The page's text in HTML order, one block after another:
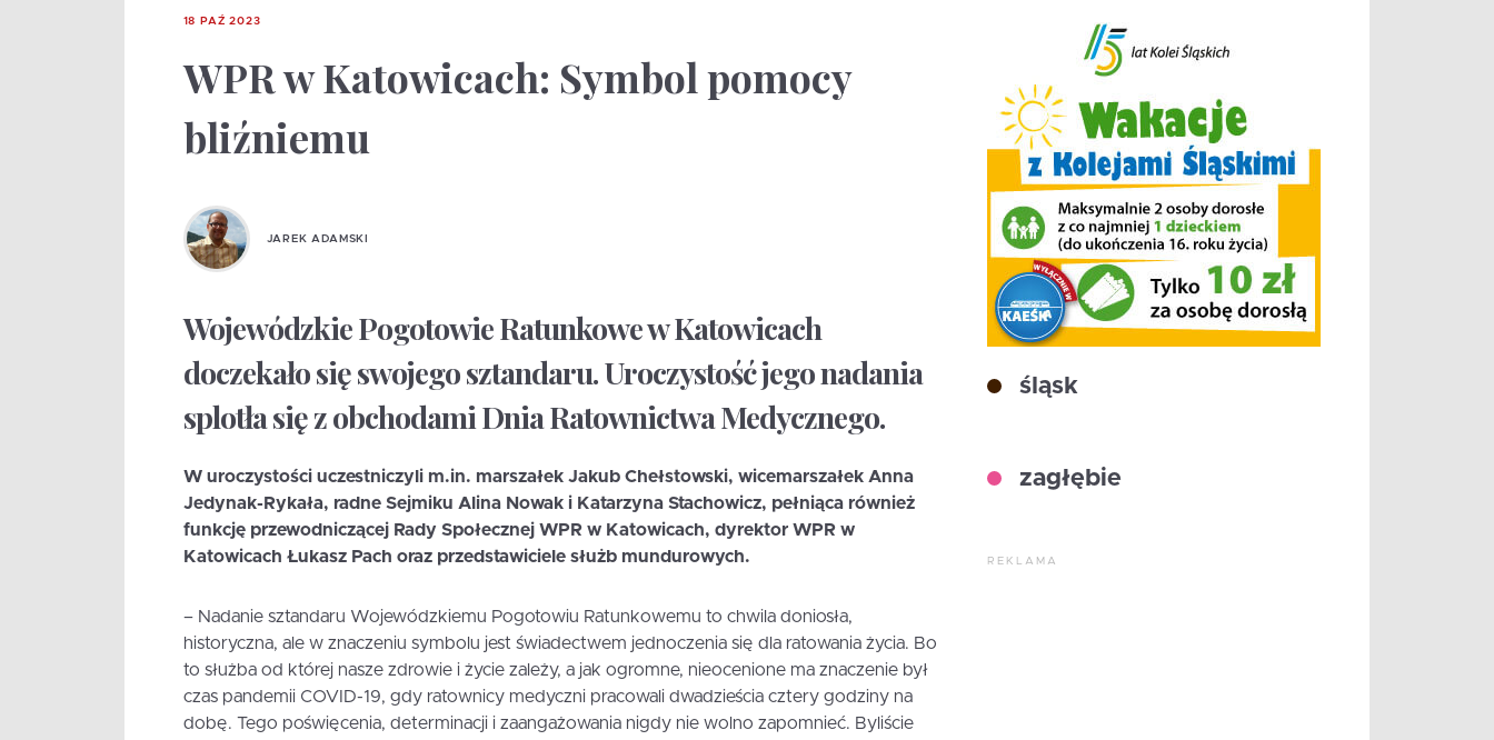
18 PAŹ 2023
WPR w Katowicach: Symbol pomocy
bliźniemu
JAREK ADAMSKI
Wojewódzkie Pogotowie Ratunkowe w Katowicach
doczekało się swojego sztandaru. Uroczystość jego nadania
splotła się z obchodami Dnia Ratownictwa Medycznego.
W uroczystości uczestniczyli m.in. marszałek Jakub Chełstowski, wicemarszałek Anna
Jedynak-Rykała, radne Sejmiku Alina Nowak i Katarzyna Stachowicz, pełniąca również
funkcję przewodniczącej Rady Społecznej WPR w Katowicach, dyrektor WPR w
Katowicach Łukasz Pach oraz przedstawiciele służb mundurowych.
– Nadanie sztandaru Wojewódzkiemu Pogotowiu Ratunkowemu to chwila doniosła,
historyczna, ale w znaczeniu symbolu jest świadectwem jednoczenia się dla ratowania życia. Bo
to służba od której nasze zdrowie i życie zależy, a jak ogromne, nieocenione ma znaczenie był
czas pandemii COVID-19, gdy ratownicy medyczni pracowali dwadzieścia cztery godziny na
dobę. Tego poświęcenia, determinacji i zaangażowania nigdy nie wolno zapomnieć. Byliście
śląsk
zagłębie
REKLAMA